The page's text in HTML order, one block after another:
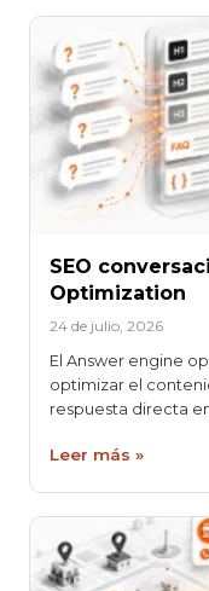
SEO
Optimization
24 de julio, 2026
El Answer engine
optimizar el
respuesta directa
Leer más »